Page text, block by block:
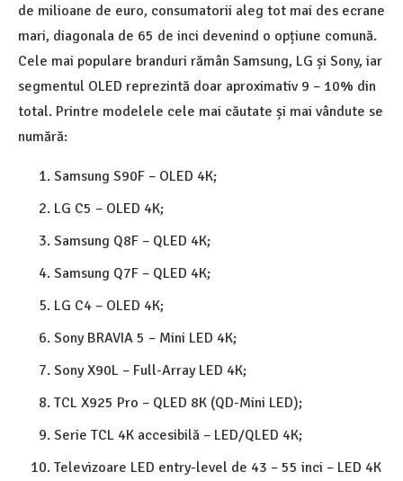
de milioane de euro, consumatorii aleg tot mai des ecrane
mari, diagonala de 65 de inci devenind o opțiune comună.
Cele mai populare branduri rămân Samsung, LG și Sony, iar
segmentul OLED reprezintă doar aproximativ 9 – 10% din
total. Printre modelele cele mai căutate și mai vândute se
numără:
Samsung S90F – OLED 4K;
LG C5 – OLED 4K;
Samsung Q8F – QLED 4K;
Samsung Q7F – QLED 4K;
LG C4 – OLED 4K;
Sony BRAVIA 5 – Mini LED 4K;
Sony X90L – Full-Array LED 4K;
TCL X925 Pro – QLED 8K (QD-Mini LED);
Serie TCL 4K accesibilă – LED/QLED 4K;
Televizoare LED entry-level de 43 – 55 inci – LED 4K